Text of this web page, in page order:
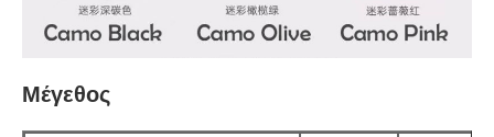
Μέγεθος